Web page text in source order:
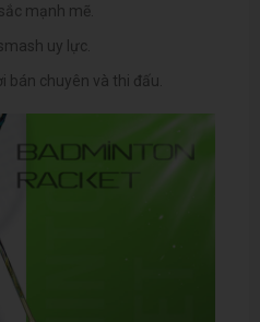
mạnh mẽ.
uy lực.
bán chuyên và thi đấu.